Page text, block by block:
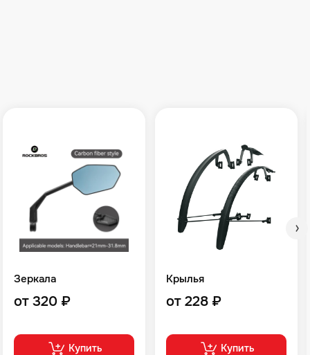
Зеркала
от 320 ₽
Купить
Крылья
от 228 ₽
Купить